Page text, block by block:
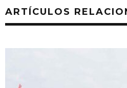
ARTÍCULOS